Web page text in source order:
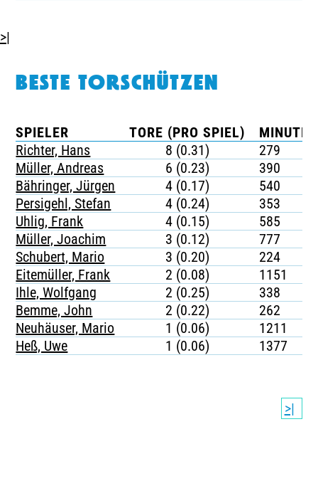
>|
BESTE TORSCHÜTZEN
SPIELER TORE (PRO SPIEL)
Richter, Hans
8 (0.31)
279
Müller, Andreas
6 (0.23)
390
Bähringer, Jürgen
4 (0.17)
540
Persigehl, Stefan
4 (0.24)
353
Uhlig, Frank
4 (0.15)
585
Müller, Joachim
3 (0.12)
777
Schubert, Mario
3 (0.20)
224
Eitemüller, Frank
2 (0.08)
1151
Ihle, Wolfgang
2 (0.25)
338
Bemme, John
2 (0.22)
262
Neuhäuser, Mario
1 (0.06)
1211
Heß, Uwe
1 (0.06) 1377
>|